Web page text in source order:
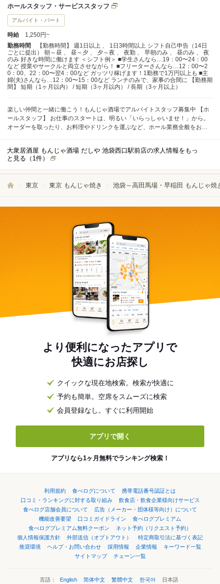
ホールスタッフ・サービススタッフ
アルバイト・パート
時給
1,250円~
勤務時間
【勤務時間】 週1日以上 、 1日3時間以上 シフト自己申告（14日
ごとに提出） 朝～昼 、 昼～夕 、 夕～夜 、 夜勤 、 早朝のみ 、 昼のみ 、 夜
のみ 好きな時間に働けます ＜シフト例＞ ■学生さんなら…19：00〜24：00
など 授業やサークルと両立させながら！ ■フリーターさんなら…12：00〜2
0：00、22：00〜翌4：00など ガッツリ稼げます！1勤務で1万円以上も ■主
婦(夫)さんなら…12：00〜15：00など ランチのみで、家事の合間に 【勤務期
間】 短期（1ヶ月以内） / 短期（3ヶ月以内） / 長期（3ヶ月以上）
楽しい仲間と一緒に働こう！もんじゃ酒場でアルバイトスタッフ募集中 【ホ
ールスタッフ】 お仕事のスタートは、明るい「いらっしゃいませ！」から。
オーダーを取ったり、お料理やドリンクを運ぶなど、ホール業務全般をお任
大衆居酒屋 もんじゃ酒場 だしや 池袋西口駅前店の求人情報をもっ
と見る（ 1件）
東京 東京 もんじゃ焼き 池袋～高田馬場・早稲田 もんじゃ焼
より便利になったアプリで
快適にお店探し
クイックな現在地検索。検索が快適に
予約も簡単。空席をスムーズに検索
会員登録なし。すぐに利用開始
アプリで開く
アプリなら1ヶ月無料でランキング検索！
利用規約 食べログについて
携帯電話番号認証とは
口コミ・ランキングに対する取り組み
飲食店・飲食企業様向けサービス
食べログ店舗会員について
広告（メーカー・団体様等向け）について
機能改善要望
口コミガイドライン
食べログプレミアム
食べログプレミアム無料クーポン
ネット予約（リクエスト予約）
個人情報保護方針
外部送信（オプトアウト）
特定商取引法に基づく表記
推奨環境
ヘルプ・お問い合わせ 採用情報 企業情報
キーワード一覧
サイトマップ
チェーン一覧
言語： English 简体中文 繁體中文 한국어 日本語